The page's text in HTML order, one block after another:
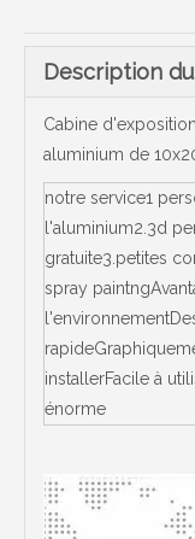
Description
Cabine
aluminium de
notre service1
l'aluminium2.3d
gratuite3.petites
spray
installerFacile à
énorme